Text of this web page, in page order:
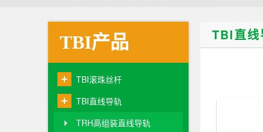
TBI产品
TBI滚珠丝杆
TBI直线导轨
TRH高组装直线导轨
TBI直线